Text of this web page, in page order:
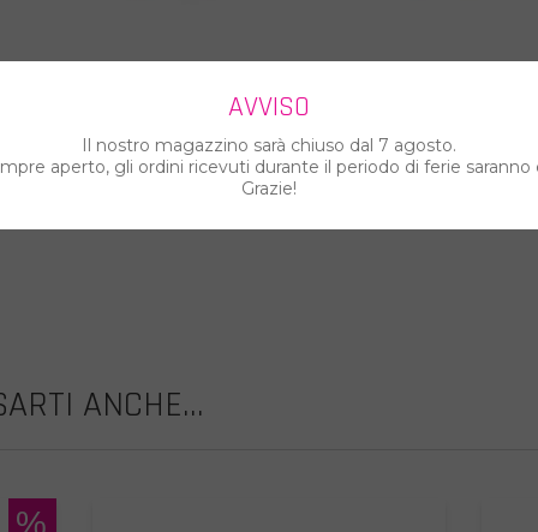
ANCHE...
%
AVVISO
Il nostro magazzino sarà chiuso dal 7 agosto.
aperto, gli ordini ricevuti durante il periodo di ferie saranno
Grazie!